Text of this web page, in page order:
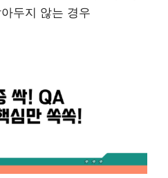
두지 않는 경우